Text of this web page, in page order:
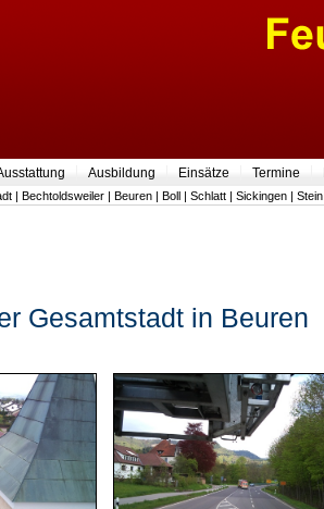
Ausbildung Einsätze Termine
| Bechtoldsweiler | Beuren | Boll | Schlatt | Sickingen | Stein
Gesamtstadt in Beuren